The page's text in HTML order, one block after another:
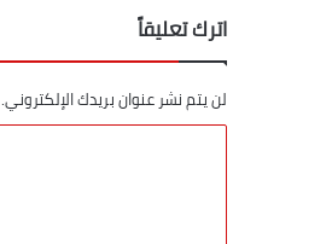
اترك تعليقاً
لن يتم نشر عنوان بريدك الإلكتروني.